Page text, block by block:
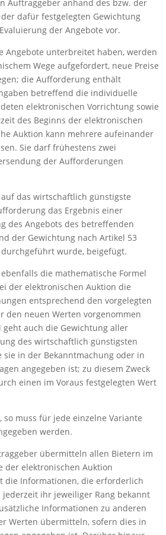
Auftraggeber anhand des bzw. der
dafür festgelegten Gewichtung
der Angebote vor.
Angebote unterbreitet haben, werden
Wege aufgefordert, neue Preise
die Aufforderung enthält
betreffend die individuelle
elektronischen Vorrichtung sowie
des Beginns der elektronischen
Auktion kann mehrere aufeinander
Sie darf frühestens zwei
der Aufforderungen
das wirtschaftlich günstigste
das Ergebnis einer
des Angebots des betreffenden
der Gewichtung nach Artikel 53
wurde, beigefügt.
die mathematische Formel
der elektronischen Auktion die
entsprechend den vorgelegten
den neuen Werten vorgenommen
geht auch die Gewichtung aller
des wirtschaftlich günstigsten
sie in der Bekanntmachung oder in
angegeben ist; zu diesem Zweck
einen im Voraus festgelegten Wert
so muss für jede einzelne Variante
werden.
übermitteln allen Bietern im
der elektronischen Auktion
die Informationen, die erforderlich
ihr jeweiliger Rang bekannt
Informationen zu anderen
Werten übermitteln, sofern dies in